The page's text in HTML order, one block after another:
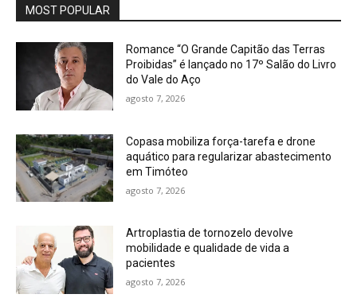
MOST POPULAR
Romance “O Grande Capitão das Terras
Proibidas” é lançado no 17º Salão do Livro
do Vale do Aço
agosto 7, 2026
Copasa mobiliza força-tarefa e drone
aquático para regularizar abastecimento
em Timóteo
agosto 7, 2026
Artroplastia de tornozelo devolve
mobilidade e qualidade de vida a
pacientes
agosto 7, 2026